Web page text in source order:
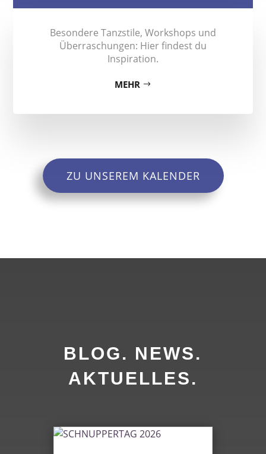
Besondere Tanzstile, Workshops und
Überraschungen: Hier findest du
Inspiration.
MEHR
ZU UNSEREM KALENDER
BLOG. NEWS.
AKTUELLES.